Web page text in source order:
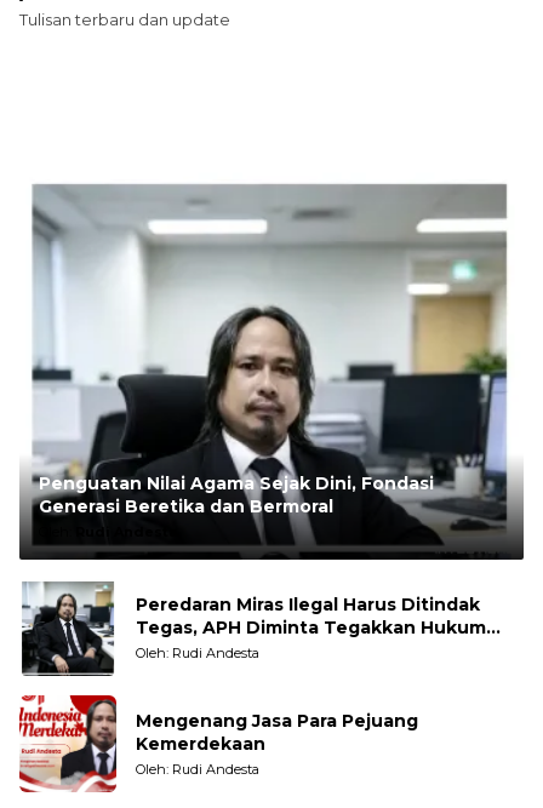
Tulisan terbaru dan update
Penguatan Nilai Agama Sejak Dini, Fondasi
Generasi Beretika dan Bermoral
Rudi Andesta
Peredaran Miras Ilegal Harus Ditindak
Tegas, APH Diminta Tegakkan Hukum
Tanpa Pandang Bulu
Oleh: Rudi Andesta
Mengenang Jasa Para Pejuang
Kemerdekaan
Oleh: Rudi Andesta